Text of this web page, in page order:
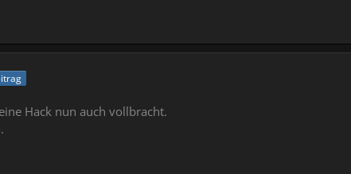
Hack nun auch vollbracht.